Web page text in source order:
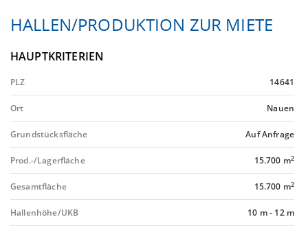
HALLEN/PRODUKTION ZUR MIETE
HAUPTKRITERIEN
PLZ 14641
Ort Nauen
Grundstücksfläche Auf Anfrage
Prod.-/Lagerfläche 15.700 m2
Gesamtfläche 15.700 m2
Hallenhöhe/UKB 10 m- 12 m